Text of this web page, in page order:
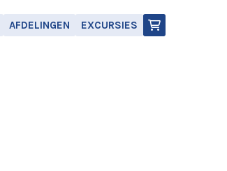
AFDELINGEN EXCURSIES